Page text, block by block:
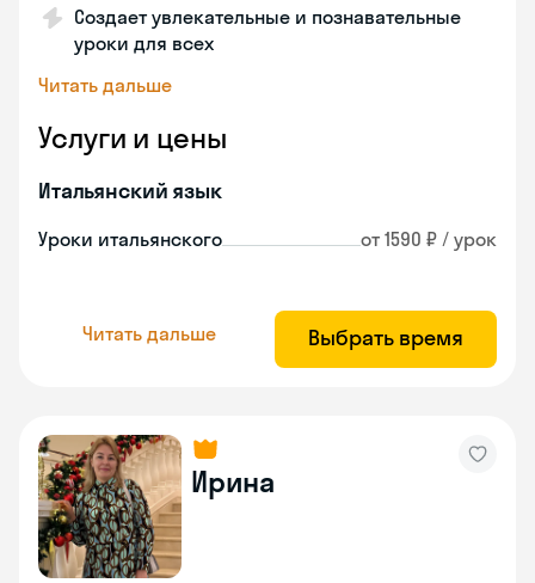
Создает увлекательные и познавательные
уроки для всех
Читать дальше
Услуги и цены
Итальянский язык
Уроки итальянского от 1590 ₽ / урок
Читать дальше Выбрать время
Ирина